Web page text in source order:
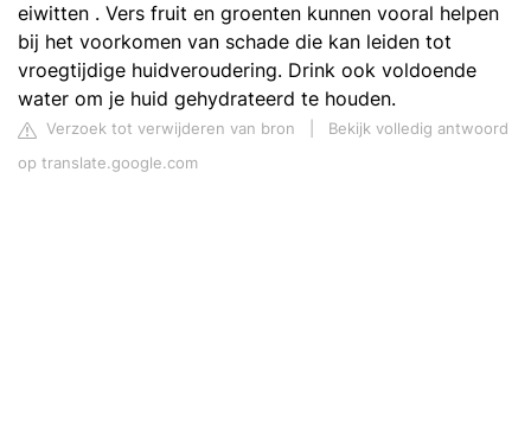
eiwitten . Vers fruit en groenten kunnen vooral helpen
bij het voorkomen van schade die kan leiden tot
vroegtijdige huidveroudering. Drink ook voldoende
water om je huid gehydrateerd te houden.
Verzoek tot verwijderen van bron
Bekijk volledig antwoord
op translate.google.com